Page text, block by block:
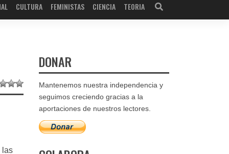
CULTURA FEMINISTAS CIENCIA TEORIA
las
DONAR
Mantenemos nuestra independencia y
seguimos creciendo gracias a la
aportaciones de nuestros lectores.